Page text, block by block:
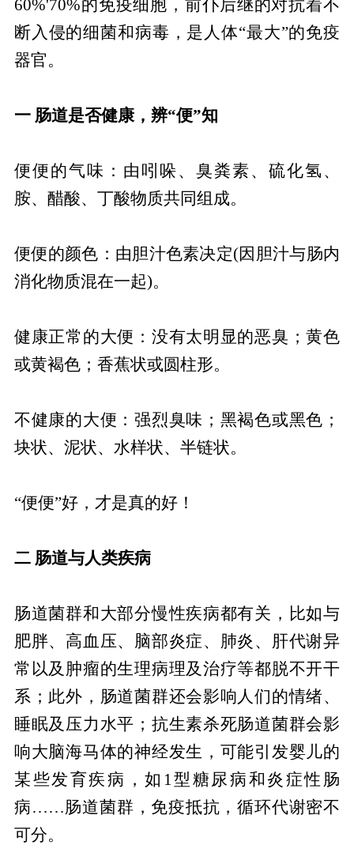
60%'70%的免疫细胞，前仆后继的对抗着不
断入侵的细菌和病毒，是人体“最大”的免疫
器官。
一 肠道是否健康，辨“便”知
便便的气味：由吲哚、臭粪素、硫化氢、
胺、醋酸、丁酸物质共同组成。
便便的颜色：由胆汁色素决定(因胆汁与肠内
消化物质混在一起)。
健康正常的大便：没有太明显的恶臭；黄色
或黄褐色；香蕉状或圆柱形。
不健康的大便：强烈臭味；黑褐色或黑色；
块状、泥状、水样状、半链状。
“便便”好，才是真的好！
二 肠道与人类疾病
肠道菌群和大部分慢性疾病都有关，比如与
肥胖、高血压、脑部炎症、肺炎、肝代谢异
常以及肿瘤的生理病理及治疗等都脱不开干
系；此外，肠道菌群还会影响人们的情绪、
睡眠及压力水平；抗生素杀死肠道菌群会影
响大脑海马体的神经发生，可能引发婴儿的
某些发育疾病，如1型糖尿病和炎症性肠
病……肠道菌群，免疫抵抗，循环代谢密不
可分。